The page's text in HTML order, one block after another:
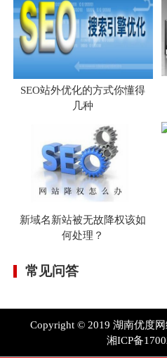
SEO站外优化的方式你懂得
几种
新域名新站被无故降权该如
常见问答